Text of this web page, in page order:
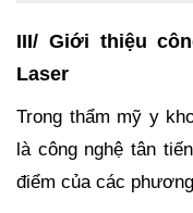
III/ Giới thiệu
Laser
Trong thẩm mỹ y
là công nghệ tân
điểm của các